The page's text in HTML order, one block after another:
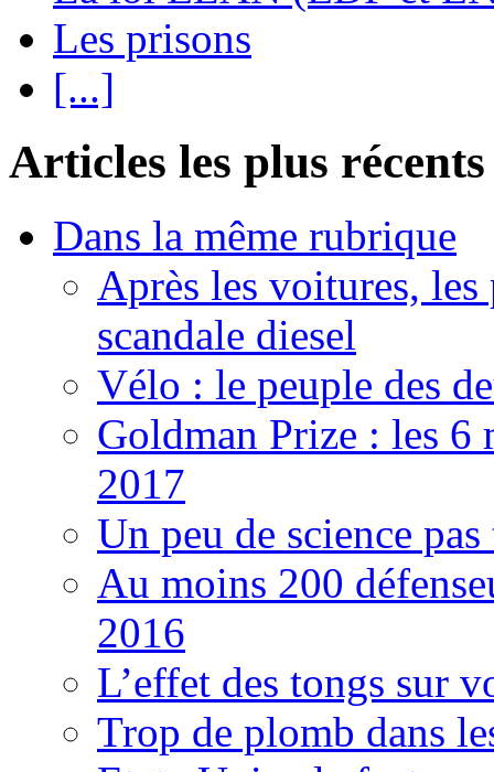
Les prisons
[...]
Articles les plus récents
Dans la même rubrique
Après les voitures,
scandale diesel
Vélo : le peuple des
Goldman Prize : les 6
2017
Un peu de science
Au moins 200
2016
L’effet des tongs sur
Trop de plomb dans